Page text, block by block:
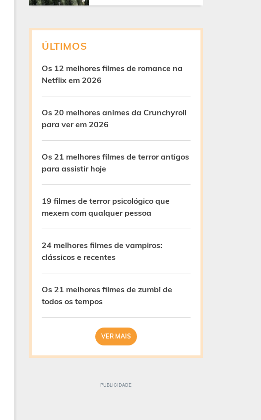
ÚLTIMOS
Os 12 melhores filmes de romance na
Netflix em 2026
Os 20 melhores animes da Crunchyroll
para ver em 2026
Os 21 melhores filmes de terror antigos
para assistir hoje
19 filmes de terror psicológico que
mexem com qualquer pessoa
24 melhores filmes de vampiros:
clássicos e recentes
Os 21 melhores filmes de zumbi de
todos os tempos
VER MAIS